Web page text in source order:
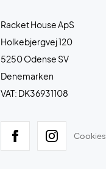
Racket House ApS
Holkebjergvej 120
5250 Odense SV
Denemarken
VAT: DK36931108
Cookies